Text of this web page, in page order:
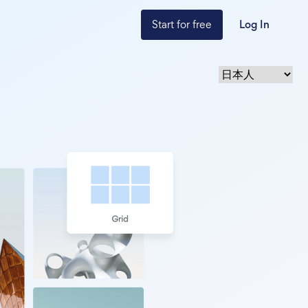
Start for free Log In